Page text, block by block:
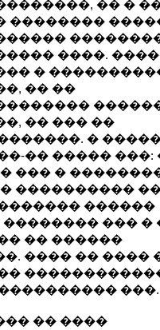
�� �
��������
����.
�
�� ��
�� ��� ��
�
�� ����� ���:
��� �
����������
������
��� �
�� ������
���� �� ����
���.
�� ����